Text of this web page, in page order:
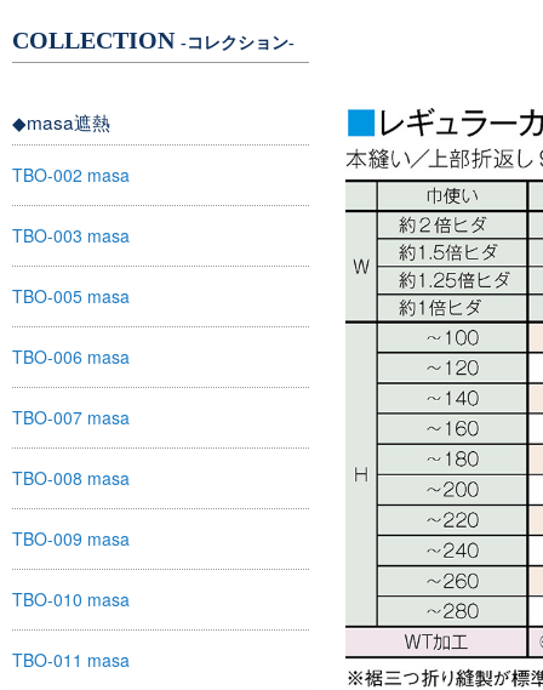
COLLECTION -コレクション-
◆masa遮熱
TBO-002 masa
TBO-003 masa
TBO-005 masa
TBO-006 masa
TBO-007 masa
TBO-008 masa
TBO-009 masa
TBO-010 masa
TBO-011 masa